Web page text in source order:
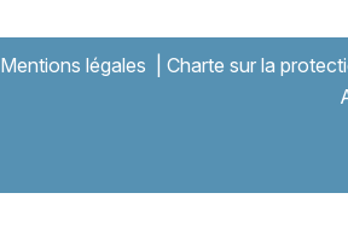
Mentions légales Charte sur la